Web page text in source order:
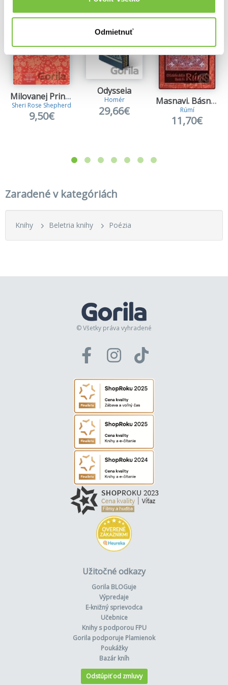
Odmietnuť
Milovanej Princeznej
Sheri Rose Shepherd
9,50€
Odysseia
Homér
29,66€
Masnavi. Básně vnitřního smyslu
Rúmí
11,70€
Zaradené v kategóriách
Knihy Beletria knihy Poézia
© Všetky práva vyhradené
Užitočné odkazy
Gorila BLOGuje
Výpredaje
E-knižný sprievodca
Učebnice
Knihy s podporou FPU
Gorila podporuje Plamienok
Poukážky
Bazár kníh
Odstúpiť od zmluvy